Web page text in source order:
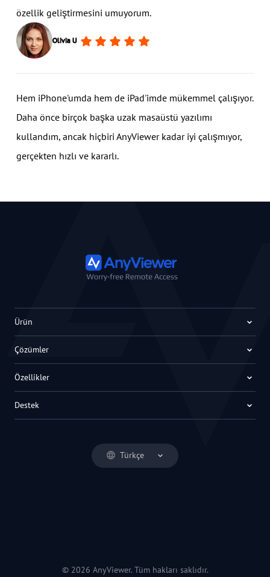
özellik geliştirmesini umuyorum.
Olivia U
Hem iPhone'umda hem de iPad'imde mükemmel çalışıyor.
Daha önce birçok başka uzak masaüstü yazılımı
kullandım, ancak hiçbiri AnyViewer kadar iyi çalışmıyor,
gerçekten hızlı ve kararlı.
Türkçe
Ürün
Çözümler
Özellikler
Destek
© 2026 AnyViewer. Tüm hakları saklıdır.